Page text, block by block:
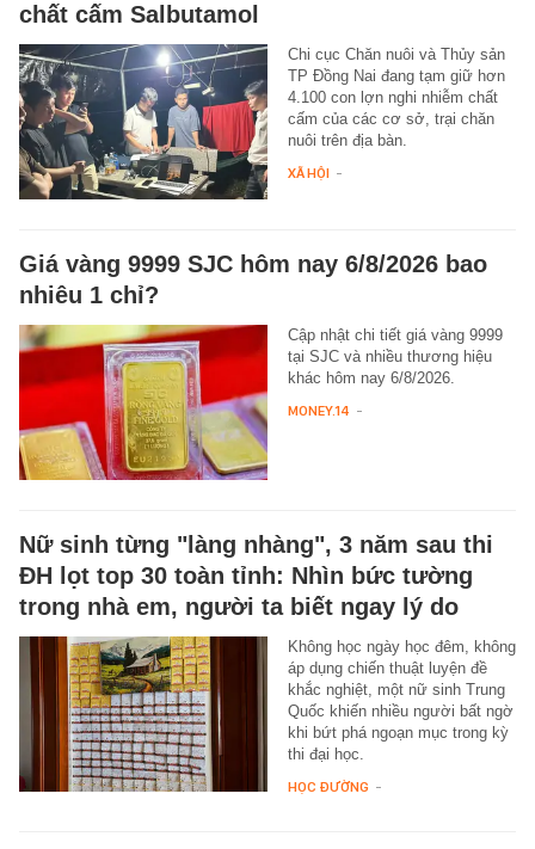
chất cấm Salbutamol
Chi cục Chăn nuôi và Thủy sản
TP Đồng Nai đang tạm giữ hơn
4.100 con lợn nghi nhiễm chất
cấm của các cơ sở, trại chăn
nuôi trên địa bàn.
XÃ HỘI -
Giá vàng 9999 SJC hôm nay 6/8/2026 bao
nhiêu 1 chỉ?
Cập nhật chi tiết giá vàng 9999
tại SJC và nhiều thương hiệu
khác hôm nay 6/8/2026.
MONEY.14 -
Nữ sinh từng "làng nhàng", 3 năm sau thi
ĐH lọt top 30 toàn tỉnh: Nhìn bức tường
trong nhà em, người ta biết ngay lý do
Không học ngày học đêm, không
áp dụng chiến thuật luyện đề
khắc nghiệt, một nữ sinh Trung
Quốc khiến nhiều người bất ngờ
khi bứt phá ngoạn mục trong kỳ
thi đại học.
HỌC ĐƯỜNG -